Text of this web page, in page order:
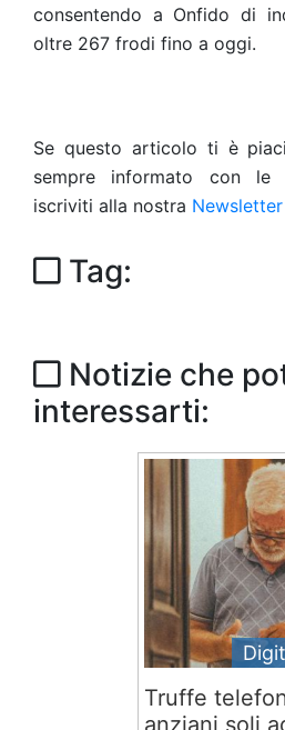
consentendo a Onfido di
oltre 267 frodi fino a oggi.
Se questo articolo ti è
sempre informato con
iscriviti alla nostra
Tag:
Notizie che
interessarti:
Truffe
anziani soli